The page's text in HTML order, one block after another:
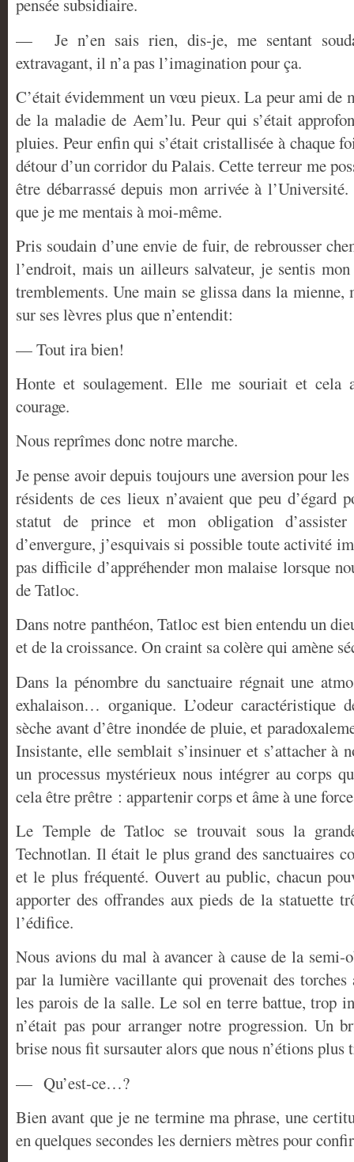
pensée subsidiaire.
— Je n’en sais rien, dis-je, me sentant
extravagant, il n’a pas l’imagination pour ça.
C’était évidemment un vœu pieux. La peur ami de
de la maladie de Aem’lu. Peur qui s’était
pluies. Peur enfin qui s’était cristallisée à chaque
détour d’un corridor du Palais. Cette terreur me
être débarrassé depuis mon arrivée à
que je me mentais à moi-même.
Pris soudain d’une envie de fuir, de rebrousser
l’endroit, mais un ailleurs salvateur, je sentis
tremblements. Une main se glissa dans la
sur ses lèvres plus que n’entendit:
— Tout ira bien!
Honte et soulagement. Elle me souriait et cela
courage.
Nous reprîmes donc notre marche.
Je pense avoir depuis toujours une aversion pour
résidents de ces lieux n’avaient que peu
statut de prince et mon obligation
d’envergure, j’esquivais si possible toute activité
pas difficile d’appréhender mon malaise lorsque
de Tatloc.
Dans notre panthéon, Tatloc est bien entendu un
et de la croissance. On craint sa colère qui amène
Dans la pénombre du sanctuaire régnait une
exhalaison… organique. L’odeur caractéristique
sèche avant d’être inondée de pluie, et
Insistante, elle semblait s’insinuer et s’attacher à
un processus mystérieux nous intégrer au corps
cela être prêtre : appartenir corps et âme à une
Le Temple de Tatloc se trouvait sous la
Technotlan. Il était le plus grand des sanctuaires
et le plus fréquenté. Ouvert au public, chacun
apporter des offrandes aux pieds de la statuette
l’édifice.
Nous avions du mal à avancer à cause de la
par la lumière vacillante qui provenait des torches
les parois de la salle. Le sol en terre battue, trop
n’était pas pour arranger notre progression. Un
brise nous fit sursauter alors que nous n’étions plus
— Qu’est-ce…?
Bien avant que je ne termine ma phrase, une
en quelques secondes les derniers mètres pour